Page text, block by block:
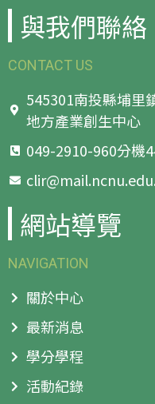
與我們聯絡
CONTACT US
545301南投縣埔里
地方產業創生中心
049-2910-960分機
網站導覽
NAVIGATION
關於中心
最新消息
學分學程
活動紀錄